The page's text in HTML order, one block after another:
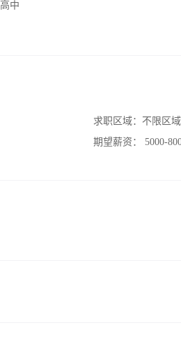
高中
求职区域： 不限区域
期望薪资：
5000-